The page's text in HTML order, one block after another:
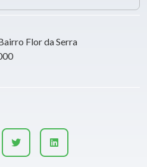
Flor da Serra